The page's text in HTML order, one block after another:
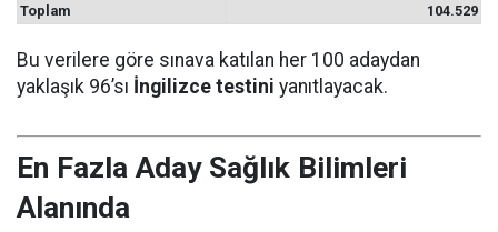
Toplam
104.529
Bu verilere göre sınava katılan her 100 adaydan
yaklaşık 96’sı İngilizce testini yanıtlayacak.
En Fazla Aday Sağlık Bilimleri
Alanında